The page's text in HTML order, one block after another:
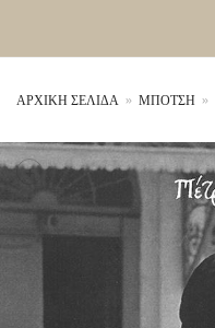
ΑΡΧΙΚΉ ΣΕΛΊΔΑ » ΜΠΟΤΣΗ »
+